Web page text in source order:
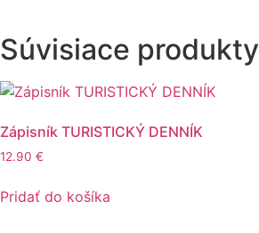
Súvisiace produkty
Zápisník TURISTICKÝ DENNÍK
12.90 €
Pridať do košíka